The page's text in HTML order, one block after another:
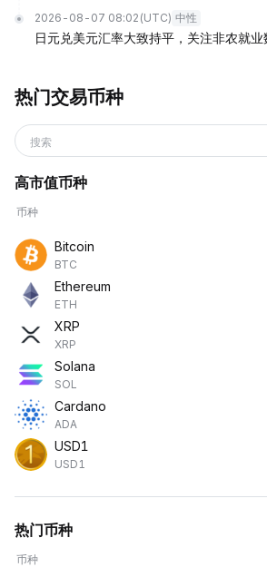
2026-08-07 08:02 (UTC) 中性
日元兑美元汇率大致持平，关注非农就业
热门交易币种
搜索
高市值币种
币种
Bitcoin
BTC
Ethereum
ETH
XRP
XRP
Solana
SOL
Cardano
ADA
USD1
USD1
热门币种
币种